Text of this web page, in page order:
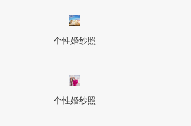
个性婚纱照
个性婚纱照